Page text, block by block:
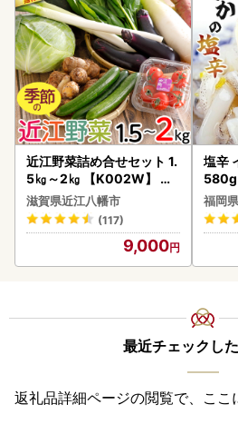
４：本焼（本焼き窯で約1300度の
５：上絵付（焼成後の釉薬の上に
す。）
６：上絵付焼成（赤絵窯に入れて約
釉薬の上に色絵具が焼き付いて完
は、成形直後の素地よりも15%ほど
【クール便のお届けにつきまして】
※一部の離島や諸島地域には、冷凍
きません。ご了承ください。
※佐川急便で発送いたします。
【ご注文前にご確認ください】
返礼品のお届け時期は、商品の「
い。特に記載がないお品については
前後となります。欠品時はさらに遅
近江野菜詰め合せセット 1.
5㎏～2㎏ 【K002W】 野
菜 旬 新鮮
滋賀県近江八幡市
(117)
9,000
塩辛
580g
福岡
最近チェックし
返礼品詳細ページの閲覧で、ここ